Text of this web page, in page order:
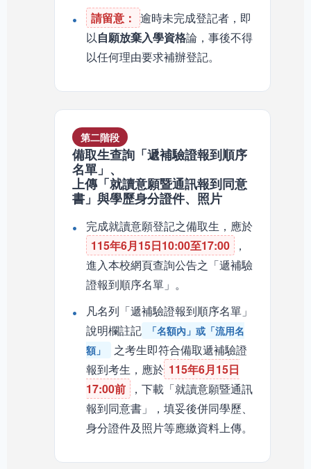
請留意： 逾時未完成登記者，即
以自願放棄入學資格論，事後不得
以任何理由要求補辦登記。
第二階段
備取生查詢「遞補驗證報到順序
名單」、
上傳「就讀意願暨通訊報到同意
書」與學歷身分證件、照片
完成就讀意願登記之備取生，應於
115年6月15日10:00至17:00
，
進入本校網頁查詢公告之「遞補驗
證報到順序名單」。
凡名列「遞補驗證報到順序名單」
說明欄註記
「名額內」或「流用名
額」
之考生即符合備取遞補驗證
報到考生，應於 115年6月15日
17:00前
，下載「就讀意願暨通訊
報到同意書」，填妥後併同學歷、
身分證件及照片等應繳資料上傳。